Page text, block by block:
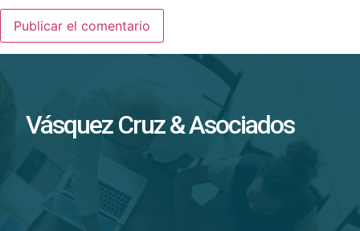
Vásquez Cruz & Asociados